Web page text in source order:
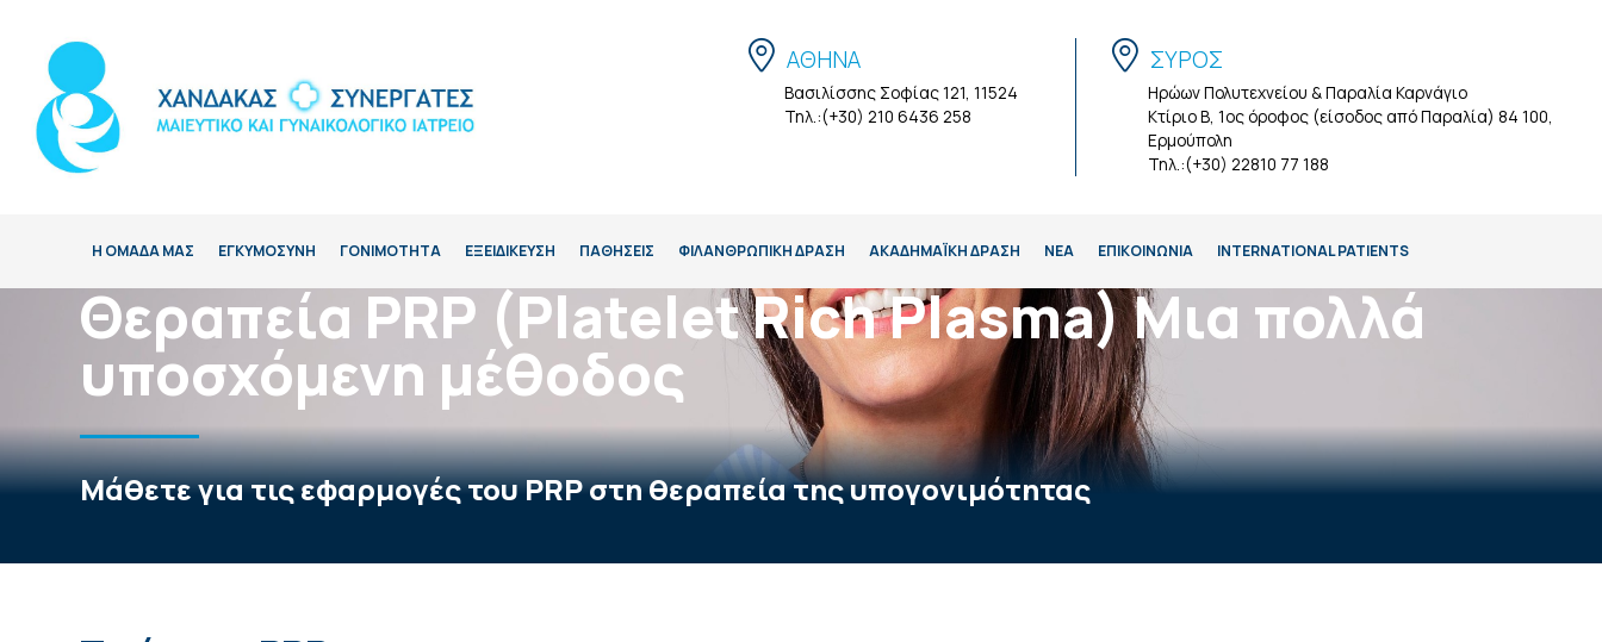
ΑΘΗΝΑ
Βασιλίσσης Σοφίας 121, 11524
Τηλ.:(+30) 210 6436 258
ΣΥΡΟΣ
Ηρώων Πολυτεχνείου & Παραλία Καρνάγιο
Κτίριο Β, 1ος όροφος (είσοδος από Παραλία) 84 100,
Ερμούπολη
Τηλ.:(+30) 22810 77 188
Η ΟΜΑΔΑ ΜΑΣ ΕΓΚΥΜΟΣΥΝΗ ΓΟΝΙΜΟΤΗΤΑ ΕΞΕΙΔΙΚΕΥΣΗ ΠΑΘΗΣΕΙΣ ΦΙΛΑΝΘΡΩΠΙΚΗ ΔΡΑΣΗ ΑΚΑΔΗΜΑΪΚΉ ΔΡΆΣΗ ΝΕΑ ΕΠΙΚΟΙΝΩΝΙΑ INTERNATIONAL PATIENTS
Θεραπεία PRP (Platelet Rich Plasma) Μια πολλά
υποσχόμενη μέθοδος
Μάθετε για τις εφαρμογές του PRP στη θεραπεία της υπογονιμότητας